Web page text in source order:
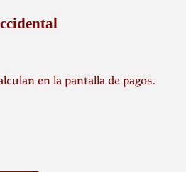
en la pantalla de pagos.